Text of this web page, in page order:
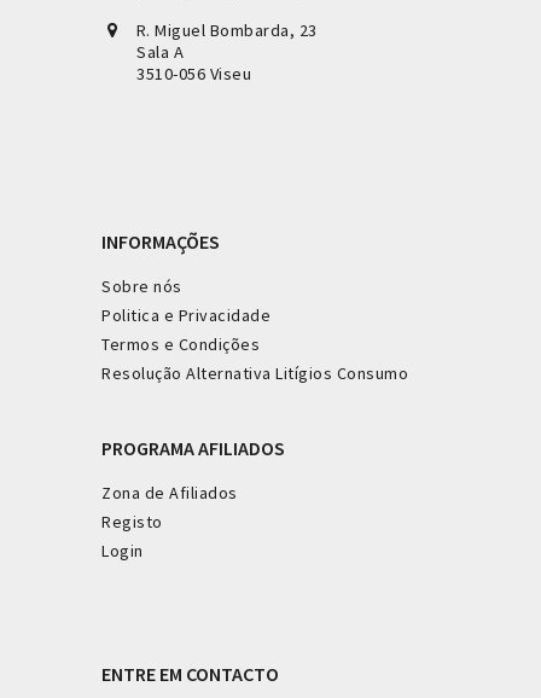
R. Miguel Bombarda, 23
Sala A
3510-056 Viseu
INFORMAÇÕES
Sobre nós
Politica e Privacidade
Termos e Condições
Resolução Alternativa Litígios Consumo
PROGRAMA AFILIADOS
Zona de Afiliados
Registo
Login
ENTRE EM CONTACTO